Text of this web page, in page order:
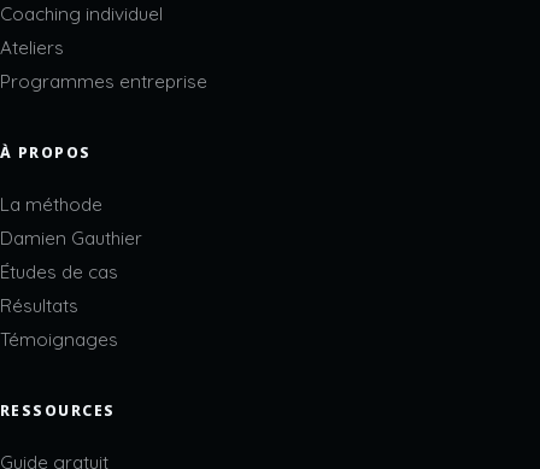
Coaching individuel
Ateliers
Programmes entreprise
À PROPOS
La méthode
Damien Gauthier
Études de cas
Résultats
Témoignages
RESSOURCES
Guide gratuit